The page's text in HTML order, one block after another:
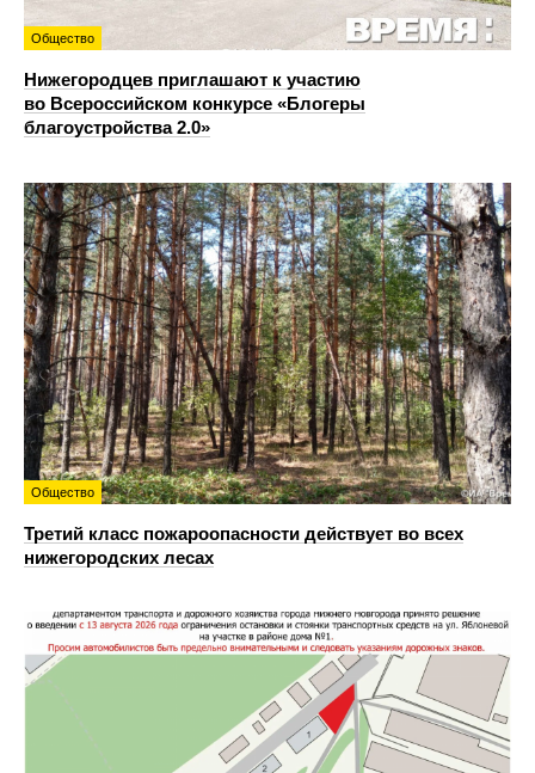
Общество
Нижегородцев приглашают к участию
во Всероссийском конкурсе «Блогеры
благоустройства 2.0»
Общество
Третий класс пожароопасности действует во всех
нижегородских лесах